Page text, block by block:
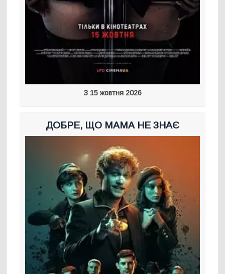
З 15 жовтня 2026
ДОБРЕ, ЩО МАМА НЕ ЗНАЄ